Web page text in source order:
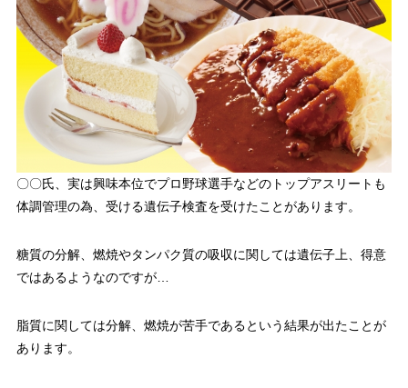
〇〇氏、実は興味本位でプロ野球選手などのトップアスリートも
体調管理の為、受ける遺伝子検査を受けたことがあります。
糖質の分解、燃焼やタンパク質の吸収に関しては遺伝子上、得意
ではあるようなのですが…
脂質に関しては分解、燃焼が苦手であるという結果が出たことが
あります。